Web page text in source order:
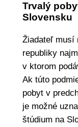
Trvalý
Slovensku
Žiadateľ musí
republiky
v ktorom
Ak túto
pobyt v
je možné
štúdium na